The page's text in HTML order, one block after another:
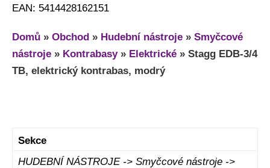
EAN: 5414428162151
Domů » Obchod » Hudební nástroje » Smyčcové
nástroje » Kontrabasy» Elektrické » Stagg EDB-3/4
TB, elektrický kontrabas, modrý
Sekce
HUDEBNÍ NÁSTROJE -> Smyčcové nástroje ->